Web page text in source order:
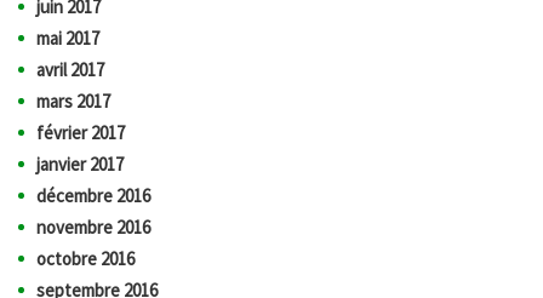
juin 2017
mai 2017
avril 2017
mars 2017
février 2017
janvier 2017
décembre 2016
novembre 2016
octobre 2016
septembre 2016